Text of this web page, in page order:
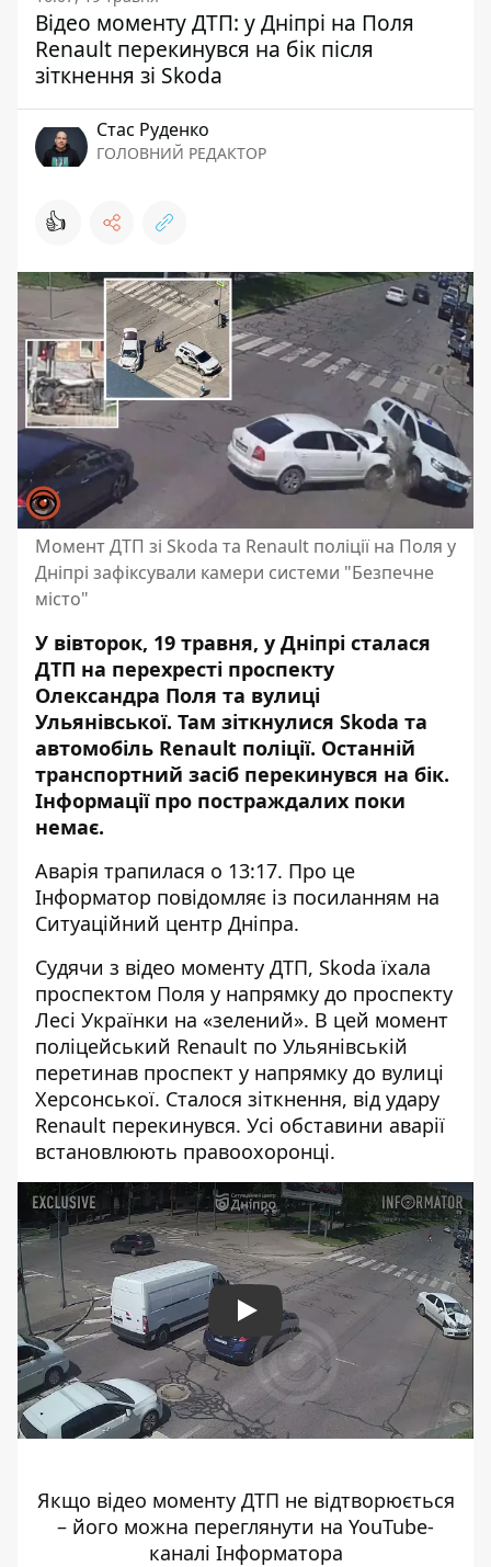
Відео моменту ДТП: у Дніпрі на Поля
Renault перекинувся на бік після
зіткнення зі Skoda
Стас Руденко
ГОЛОВНИЙ РЕДАКТОР
👍
Момент ДТП зі Skoda та Renault поліції на Поля у
Дніпрі зафіксували камери системи "Безпечне
місто"
У вівторок, 19 травня, у Дніпрі сталася
ДТП на перехресті проспекту
Олександра Поля та вулиці
Ульянівської. Там зіткнулися Skoda та
автомобіль Renault поліції. Останній
транспортний засіб перекинувся на бік.
Інформації про постраждалих поки
немає.
Аварія трапилася о 13:17. Про це
Інформатор повідомляє із посиланням на
Ситуаційний центр Дніпра.
Судячи з відео моменту ДТП, Skoda їхала
проспектом Поля у напрямку до проспекту
Лесі Українки на «зелений». В цей момент
поліцейський Renault по Ульянівській
перетинав проспект у напрямку до вулиці
Херсонської. Сталося зіткнення, від удару
Renault перекинувся. Усі обставини аварії
встановлюють правоохоронці.
Play
Якщо відео моменту ДТП не відтворюється
– його можна переглянути на YouTube-
каналі Інформатора